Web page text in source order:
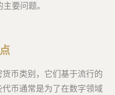
要问题。
币类别，它们基于流行的
币通常是为了在数字领域